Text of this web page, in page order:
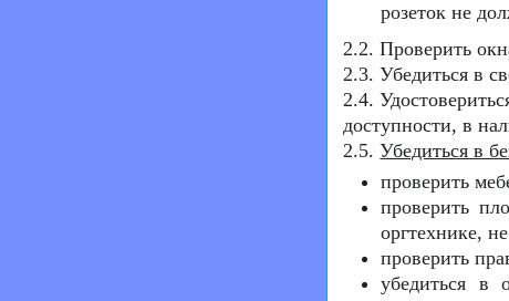
розеток не
2.2. Проверить
2.3. Убедиться в
2.4.
доступности, в
2.5.Убедиться в
проверить
проверить
оргтехнике,
проверить
убедиться в